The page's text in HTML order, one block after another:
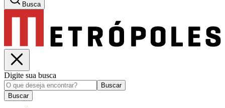
Busca
Digite sua busca
Buscar
Buscar